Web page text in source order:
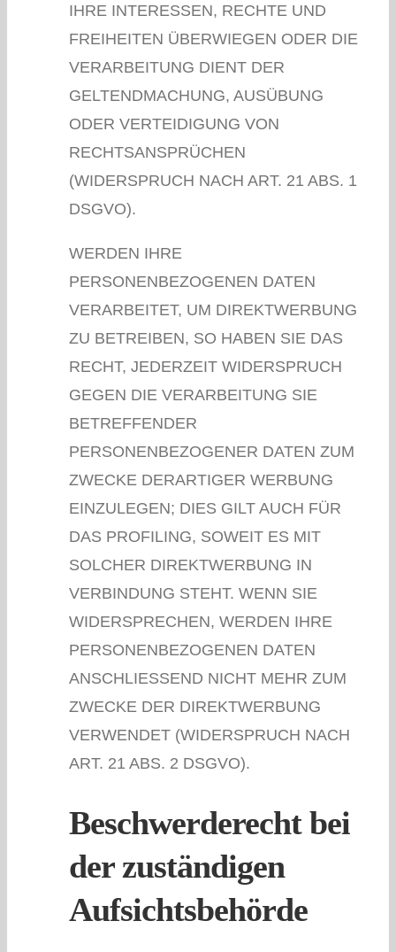
IHRE INTERESSEN, RECHTE UND
FREIHEITEN ÜBERWIEGEN ODER DIE
VERARBEITUNG DIENT DER
GELTENDMACHUNG, AUSÜBUNG
ODER VERTEIDIGUNG VON
RECHTSANSPRÜCHEN
(WIDERSPRUCH NACH ART. 21 ABS. 1
DSGVO).
WERDEN IHRE
PERSONENBEZOGENEN DATEN
VERARBEITET, UM DIREKTWERBUNG
ZU BETREIBEN, SO HABEN SIE DAS
RECHT, JEDERZEIT WIDERSPRUCH
GEGEN DIE VERARBEITUNG SIE
BETREFFENDER
PERSONENBEZOGENER DATEN ZUM
ZWECKE DERARTIGER WERBUNG
EINZULEGEN; DIES GILT AUCH FÜR
DAS PROFILING, SOWEIT ES MIT
SOLCHER DIREKTWERBUNG IN
VERBINDUNG STEHT. WENN SIE
WIDERSPRECHEN, WERDEN IHRE
PERSONENBEZOGENEN DATEN
ANSCHLIESSEND NICHT MEHR ZUM
ZWECKE DER DIREKTWERBUNG
VERWENDET (WIDERSPRUCH NACH
ART. 21 ABS. 2 DSGVO).
Beschwerderecht bei
der zuständigen
Aufsichtsbehörde